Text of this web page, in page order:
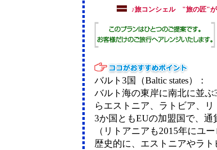
♪旅コンシェル "旅の匠"
バルト3国（Baltic states）：
バルト海の東岸に南北に並ぶ
らエストニア、ラトビア、
3か国ともEUの加盟国で、通
（リトアニアも2015年にユ
歴史的に、エストニアやラ